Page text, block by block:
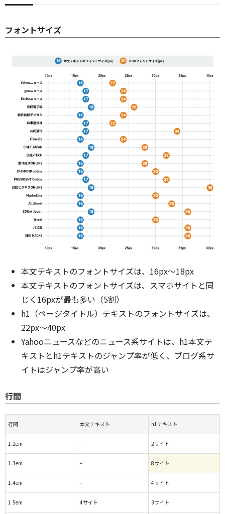
フォントサイズ
本文テキストのフォントサイズは、16px～18px
本文テキストのフォントサイズは、スマホサイトと同
じく16pxが最も多い（5割）
h1（ページタイトル）テキストのフォントサイズは、
22px～40px
Yahooニュースなどのニュース系サイトは、h1本文テ
キストとh1テキストのジャンプ率が低く、ブログ系サ
イトはジャンプ率が高い
行間
行間 本文テキスト h1テキスト
1.2em – 2サイト
1.3em – 8サイト
1.4em – 4サイト
1.5em 4サイト 3サイト